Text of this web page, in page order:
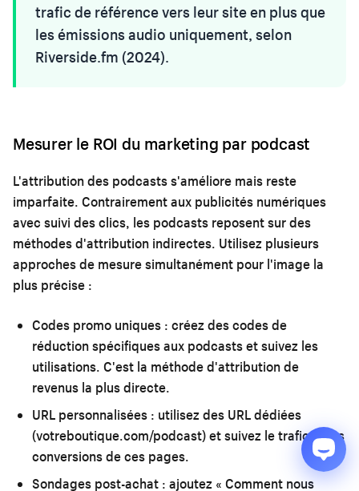
trafic de référence vers leur site en plus que
les émissions audio uniquement, selon
Riverside.fm (2024).
Mesurer le ROI du marketing par podcast
L'attribution des podcasts s'améliore mais reste
imparfaite. Contrairement aux publicités numériques
avec suivi des clics, les podcasts reposent sur des
méthodes d'attribution indirectes. Utilisez plusieurs
approches de mesure simultanément pour l'image la
plus précise :
Codes promo uniques : créez des codes de
réduction spécifiques aux podcasts et suivez les
utilisations. C'est la méthode d'attribution de
revenus la plus directe.
URL personnalisées : utilisez des URL dédiées
(votreboutique.com/podcast) et suivez le trafic et les
conversions de ces pages.
Sondages post-achat : ajoutez « Comment nous